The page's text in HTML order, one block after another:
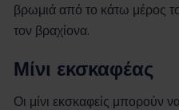
βρωμιά από το κάτω μέρος
τον βραχίονα.
Μίνι εκσκαφέας
Οι μίνι εκσκαφείς μπορούν